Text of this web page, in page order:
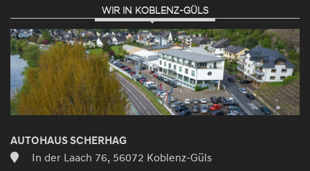
WIR IN KOBLENZ-GÜLS
AUTOHAUS SCHERHAG
In der Laach 76, 56072 Koblenz-Güls